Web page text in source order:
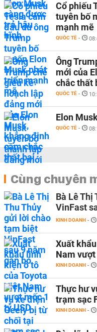
Cổ phiếu
tuyên bố
mạnh mẽ
QUỐC TẾ -
Ông
mới của
chắc thất
QUỐC TẾ -
Elon
QUỐC TẾ -
Cùng chuyên
Bà Lê Thị
VinFast
KINH DOANH -
Xuất
Nam vượt
KINH DOANH -
Thực hư
trạm sạc
KINH DOANH -